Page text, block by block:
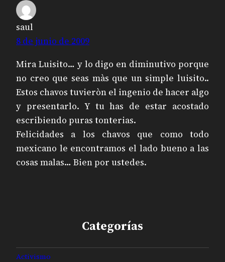
saul
8 de junio de 2009
Mira Luisito… y lo digo en diminutivo porque
no creo que seas màs que un simple luisito..
Estos chavos tuvieròn el ingenio de hacer algo
y presentarlo. Y tu has de estar acostado
escribiendo puras tonterias.
Felicidades a los chavos que como todo
mexicano le encontramos el lado bueno a las
cosas malas… Bien por ustedes.
Categorías
Activismo